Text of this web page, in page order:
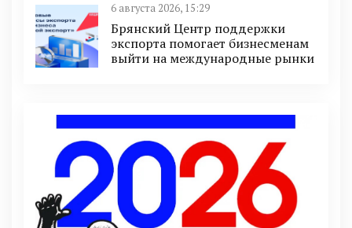
6 августа 2026, 15:29
Брянский Центр поддержки
экспорта помогает бизнесменам
выйти на международные рынки